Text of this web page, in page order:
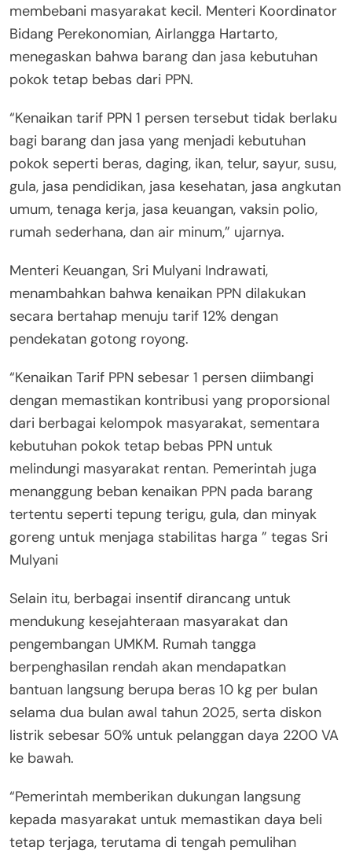
membebani masyarakat kecil. Menteri Koordinator
Bidang Perekonomian, Airlangga Hartarto,
menegaskan bahwa barang dan jasa kebutuhan
pokok tetap bebas dari PPN.
“Kenaikan tarif PPN 1 persen tersebut tidak berlaku
bagi barang dan jasa yang menjadi kebutuhan
pokok seperti beras, daging, ikan, telur, sayur, susu,
gula, jasa pendidikan, jasa kesehatan, jasa angkutan
umum, tenaga kerja, jasa keuangan, vaksin polio,
rumah sederhana, dan air minum,” ujarnya.
Menteri Keuangan, Sri Mulyani Indrawati,
menambahkan bahwa kenaikan PPN dilakukan
secara bertahap menuju tarif 12% dengan
pendekatan gotong royong.
“Kenaikan Tarif PPN sebesar 1 persen diimbangi
dengan memastikan kontribusi yang proporsional
dari berbagai kelompok masyarakat, sementara
kebutuhan pokok tetap bebas PPN untuk
melindungi masyarakat rentan. Pemerintah juga
menanggung beban kenaikan PPN pada barang
tertentu seperti tepung terigu, gula, dan minyak
goreng untuk menjaga stabilitas harga ” tegas Sri
Mulyani
Selain itu, berbagai insentif dirancang untuk
mendukung kesejahteraan masyarakat dan
pengembangan UMKM. Rumah tangga
berpenghasilan rendah akan mendapatkan
bantuan langsung berupa beras 10 kg per bulan
selama dua bulan awal tahun 2025, serta diskon
listrik sebesar 50% untuk pelanggan daya 2200 VA
ke bawah.
“Pemerintah memberikan dukungan langsung
kepada masyarakat untuk memastikan daya beli
tetap terjaga, terutama di tengah pemulihan